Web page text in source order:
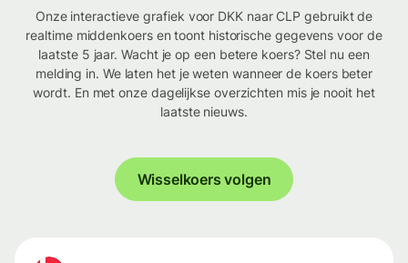
Onze interactieve grafiek voor DKK naar CLP gebruikt de
realtime middenkoers en toont historische gegevens voor de
laatste 5 jaar. Wacht je op een betere koers? Stel nu een
melding in. We laten het je weten wanneer de koers beter
wordt. En met onze dagelijkse overzichten mis je nooit het
laatste nieuws.
Wisselkoers volgen